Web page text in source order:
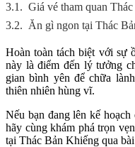
3.1. Giá vé tham quan
3.2. Ăn gì ngon tại Thác
Hoàn toàn tách biệt với sự
này là điểm đến lý tưởng
gian bình yên để chữa
thiên nhiên hùng vĩ.
Nếu bạn đang lên kế
hãy cùng khám phá trọn
tại Thác Bản Khiếng qua